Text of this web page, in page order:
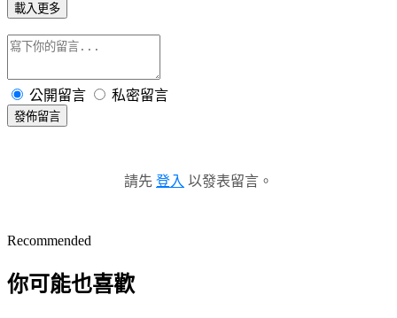
載入更多
公開留言 私密留言
發佈留言
請先 登入 以發表留言。
Recommended
你可能也喜歡